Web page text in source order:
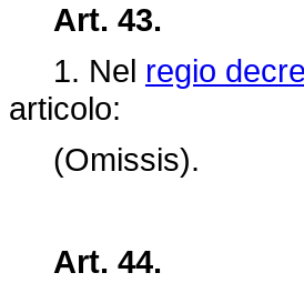
Art. 43.
1. Nel regio
articolo:
(Omissis).
Art. 44.